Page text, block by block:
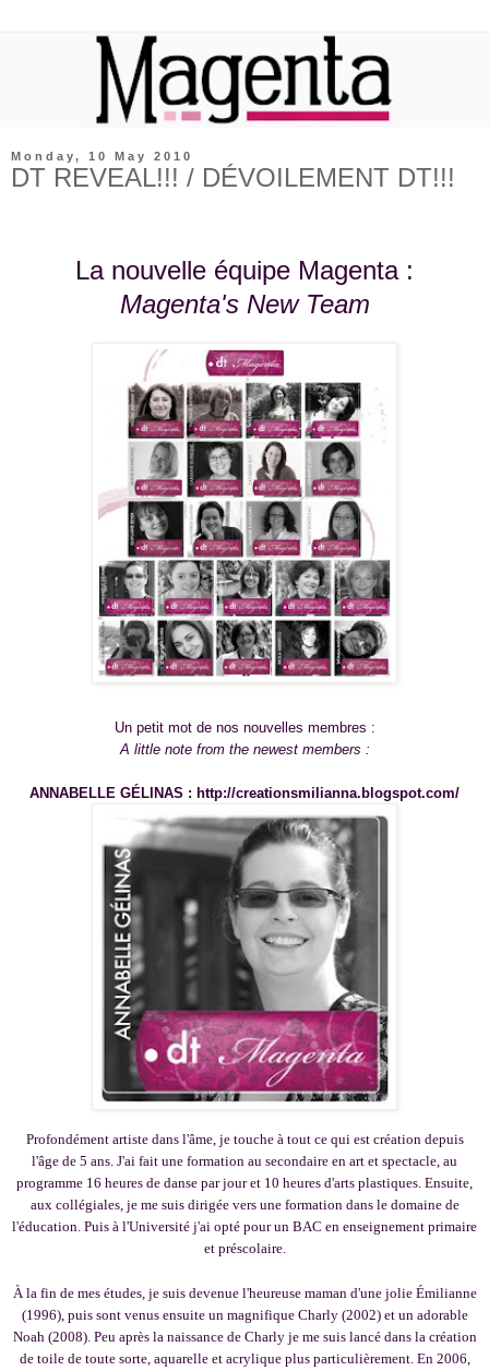
Monday, 10 May 2010
DT REVEAL!!! / DÉVOILEMENT DT!!!
La nouvelle équipe Magenta :
Magenta's New Team
Un petit mot de nos nouvelles membres :
A little note from the newest members :
ANNABELLE GÉLINAS : http://creationsmilianna.blogspot.com/
Profondément artiste dans l'âme, je touche à tout ce qui est création depuis
l'âge de 5 ans. J'ai fait une formation au secondaire en art et spectacle, au
programme 16 heures de danse par jour et 10 heures d'arts plastiques. Ensuite,
aux collégiales, je me suis dirigée vers une formation dans le domaine de
l'éducation. Puis à l'Université j'ai opté pour un BAC en enseignement primaire
et préscolaire.
À la fin de mes études, je suis devenue l'heureuse maman d'une jolie Émilianne
(1996), puis sont venus ensuite un magnifique Charly (2002) et un adorable
Noah (2008). Peu après la naissance de Charly je me suis lancé dans la création
de toile de toute sorte, aquarelle et acrylique plus particulièrement. En 2006,